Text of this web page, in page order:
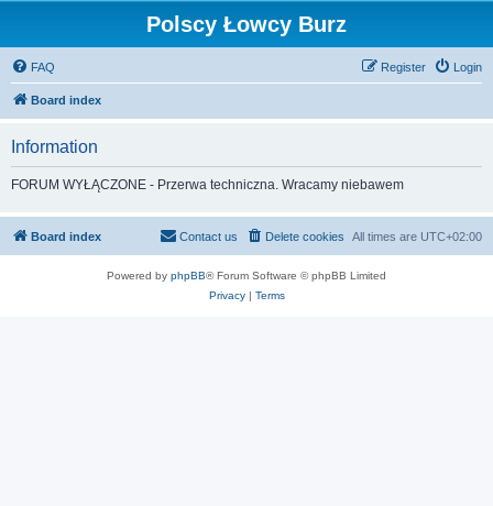
Polscy Łowcy Burz
FAQ Login
Register
Board index
Information
FORUM WYŁĄCZONE - Przerwa techniczna. Wracamy niebawem
Board index All times are UTC+02:00
Delete cookies
Contact us
Powered by phpBB® Forum Software © phpBB Limited
Privacy| Terms